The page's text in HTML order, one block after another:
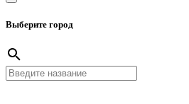
Выберите город